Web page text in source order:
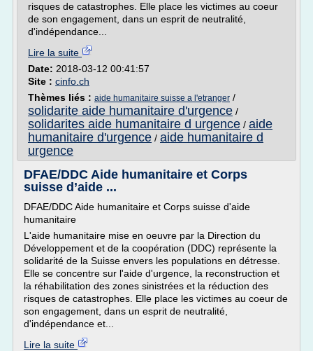
risques de catastrophes. Elle place les victimes au coeur
de son engagement, dans un esprit de neutralité,
d'indépendance...
Lire la suite
Date: 2018-03-12 00:41:57
Site : cinfo.ch
Thèmes liés : aide humanitaire suisse a l'etranger /
solidarite aide humanitaire d'urgence /
solidarites aide humanitaire d urgence / aide
humanitaire d'urgence / aide humanitaire d
urgence
DFAE/DDC Aide humanitaire et Corps
suisse d’aide ...
DFAE/DDC Aide humanitaire et Corps suisse d'aide
humanitaire
L'aide humanitaire mise en oeuvre par la Direction du
Développement et de la coopération (DDC) représente la
solidarité de la Suisse envers les populations en détresse.
Elle se concentre sur l'aide d'urgence, la reconstruction et
la réhabilitation des zones sinistrées et la réduction des
risques de catastrophes. Elle place les victimes au coeur de
son engagement, dans un esprit de neutralité,
d'indépendance et...
Lire la suite